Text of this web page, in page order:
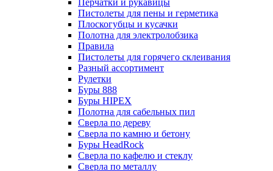
Перчатки и рукавицы
Пистолеты для пены и герметика
Плоскогубцы и кусачки
Полотна для электролобзика
Правила
Пистолеты для горячего склеивания
Разный ассортимент
Рулетки
Буры 888
Буры HIPEX
Полотна для сабельных пил
Сверла по дереву
Сверла по камню и бетону
Буры HeadRock
Сверла по кафелю и стеклу
Сверла по металлу